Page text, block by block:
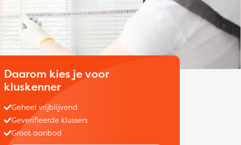
Daarom kies je voor
kluskenner
Geheel vrijblijvend
Geverifieerde klussers
Groot aanbod